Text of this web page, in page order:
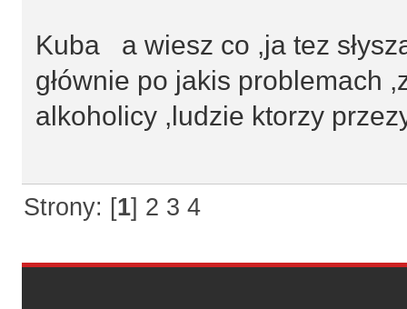
Kuba a wiesz co ,ja tez
głównie po jakis problemach
alkoholicy ,ludzie ktorzy
Strony: [1] 2 3 4